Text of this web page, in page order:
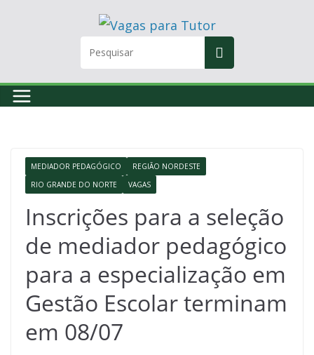
MEDIADOR PEDAGÓGICO
REGIÃO NORDESTE
RIO GRANDE DO NORTE
VAGAS
Inscrições para a seleção
de mediador pedagógico
para a especialização em
Gestão Escolar terminam
em 08/07